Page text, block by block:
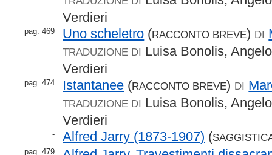
Verdieri
pag. 469 Uno scheletro (RACCONTO BREVE) DI
TRADUZIONE DI Luisa Bonolis,
Verdieri
pag. 474 Istantanee (RACCONTO BREVE) DI
TRADUZIONE DI Luisa Bonolis,
Verdieri
- Alfred Jarry (1873-1907) (
pag. 479